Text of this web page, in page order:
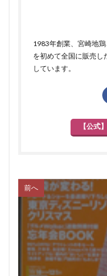
1983年創業、宮崎地
を初めて全国に販売し
しています。
【公式
前へ